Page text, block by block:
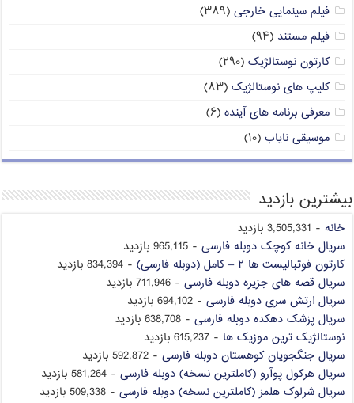
فیلم سینمایی خارجی (۳۸۹)
فیلم مستند (۹۴)
کارتون نوستالژیک (۲۹۰)
کلیپ های نوستالژیک (۸۳)
معرفی برنامه های آینده (۶)
موسیقی نایاب (۱۰)
بیشترین بازدید
خانه - 3,505,331 بازدید
سریال خانه کوچک دوبله فارسی - 965,115 بازدید
کارتون فوتبالیست ها ۲ – کامل (دوبله فارسی)
- 834,394 بازدید
سریال قصه های جزیره دوبله فارسی - 711,946 بازدید
سریال ارتش سری دوبله فارسی - 694,102 بازدید
سریال پزشک دهکده دوبله فارسی - 638,708 بازدید
نوستالژیک ترین موزیک ها - 615,237 بازدید
سریال جنگجویان کوهستان دوبله فارسی - 592,872 بازدید
سریال هرکول پوآرو (کاملترین نسخه) دوبله فارسی - 581,264 بازدید
سریال شرلوک هلمز (کاملترین نسخه) دوبله فارسی - 509,338 بازدید